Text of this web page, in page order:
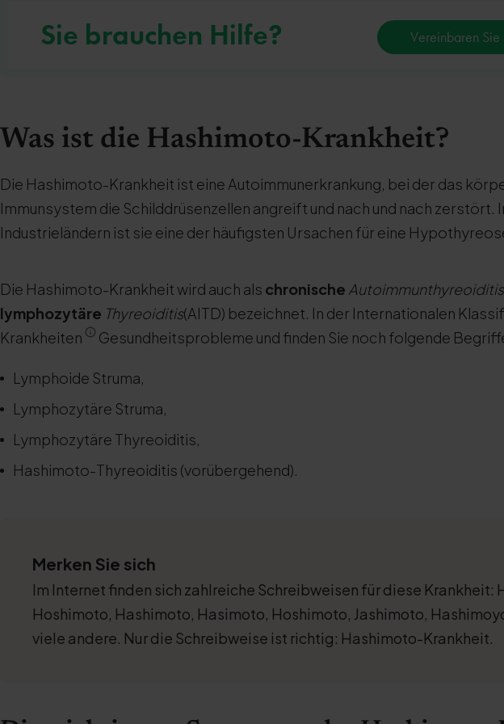
Sie brauchen Hilfe? Vereinbaren Sie
Was ist die Hashimoto-Krankheit?
Die Hashimoto-Krankheit ist eine Autoimmunerkrankung, bei der das
Immunsystem die Schilddrüsenzellen angreift und nach und nach zerstört.
Industrieländern ist sie eine der häufigsten Ursachen für eine
Die Hashimoto-Krankheit wird auch als chronische Autoimmunthyreoiditis
lymphozytäre Thyreoiditis(AITD) bezeichnet. In der Internationalen
Krankheiten
Gesundheitsprobleme und finden Sie noch folgende
Lymphoide Struma,
Lymphozytäre Struma,
Lymphozytäre Thyreoiditis,
Hashimoto-Thyreoiditis (vorübergehend).
Merken Sie sich
Im Internet finden sich zahlreiche Schreibweisen für diese Krankheit:
Hoshimoto, Hashimoto, Hasimoto, Hoshimoto, Jashimoto,
viele andere. Nur die Schreibweise ist richtig: Hashimoto-Krankheit.